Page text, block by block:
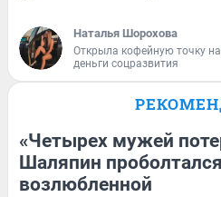
Наталья Шорохова
Открыла кофейную точку на
деньги соцразвития
«Четырех мужей
Шаляпин
возлюбленной